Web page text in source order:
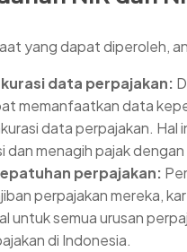
yang dapat diperoleh,
data perpajakan:
memanfaatkan data
data perpajakan. Hal
dan menagih pajak
perpajakan:
perpajakan mereka,
untuk semua urusan
di Indonesia.